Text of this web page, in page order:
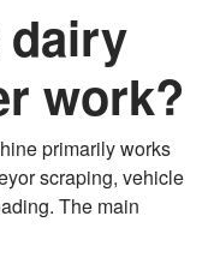
dairy
work?
primarily works
scraping, vehicle
The main